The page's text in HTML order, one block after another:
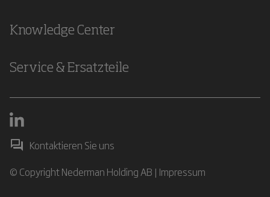
Knowledge Center
Service & Ersatzteile
Kontaktieren Sie uns
© Copyright Nederman Holding AB | Impressum